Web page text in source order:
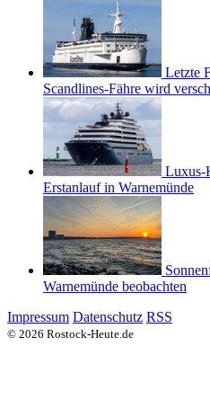
Letzte
Scandlines-Fähre wird
Luxus-
Erstanlauf in Warnemünde
Warnemünde beobachten
Impressum Datenschutz RSS
© 2026 Rostock-Heute.de